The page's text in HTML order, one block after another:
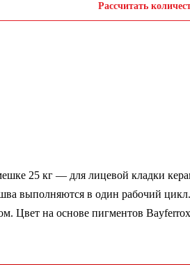
Рассчитать
25 кг — для лицевой кладки
выполняются в один рабочий
Цвет на основе пигментов